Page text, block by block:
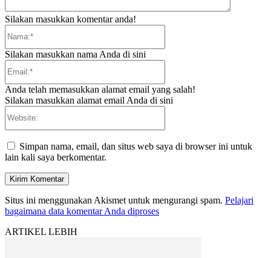
Silakan masukkan komentar anda!
Silakan masukkan nama Anda di sini
Anda telah memasukkan alamat email yang salah!
Silakan masukkan alamat email Anda di sini
Simpan nama, email, dan situs web saya di browser ini untuk
lain kali saya berkomentar.
Situs ini menggunakan Akismet untuk mengurangi spam. Pelajari
bagaimana data komentar Anda diproses
ARTIKEL LEBIH